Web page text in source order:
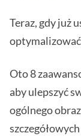
Teraz, gdy już
Oto 8
aby ulepszyć
ogólnego